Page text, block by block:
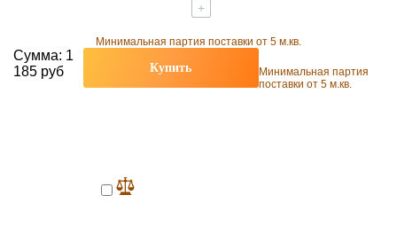
+
Минимальная партия поставки от 5 м.кв.
Сумма: 1
185 руб
Купить
Минимальная партия
поставки от 5 м.кв.